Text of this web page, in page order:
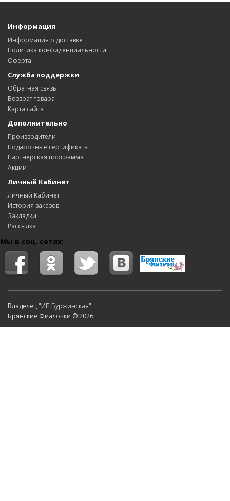
Информация
Информация о доставке
Политика конфиденциальности
Оферта
Служба поддержки
Обратная связь
Возврат товара
Карта сайта
Дополнительно
Производители
Подарочные сертификаты
Партнерская программа
Акции
Личный Кабинет
Личный Кабинет
История заказов
Закладки
Рассылка
Мы в соц. сетях:
Владелец "ИП Буржинская"
Брянские Фиалочки © 2026